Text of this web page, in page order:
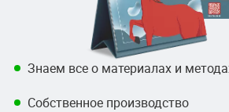
Знаем все о материалах и
Собственное производство